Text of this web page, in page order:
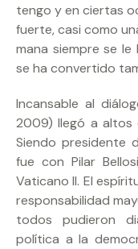
tengo y en ciertas
fuerte, casi como
mana siempre se
se ha convertido
Incansable al
2009) llegó a altos
Siendo presidente
fue con Pilar
Vaticano II. El
responsabilidad
todos pudieron
política a la